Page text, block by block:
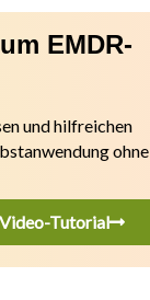
EMDR-
und hilfreichen
ohne
Tutorial